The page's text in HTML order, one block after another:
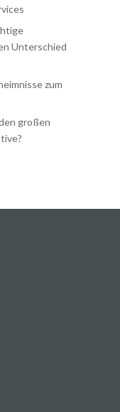
Unterschied
zum
großen